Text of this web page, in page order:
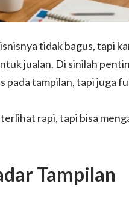
tidak bagus, tapi
jualan. Di sinilah
pada tampilan, tapi juga
rapi, tapi bisa
Tampilan